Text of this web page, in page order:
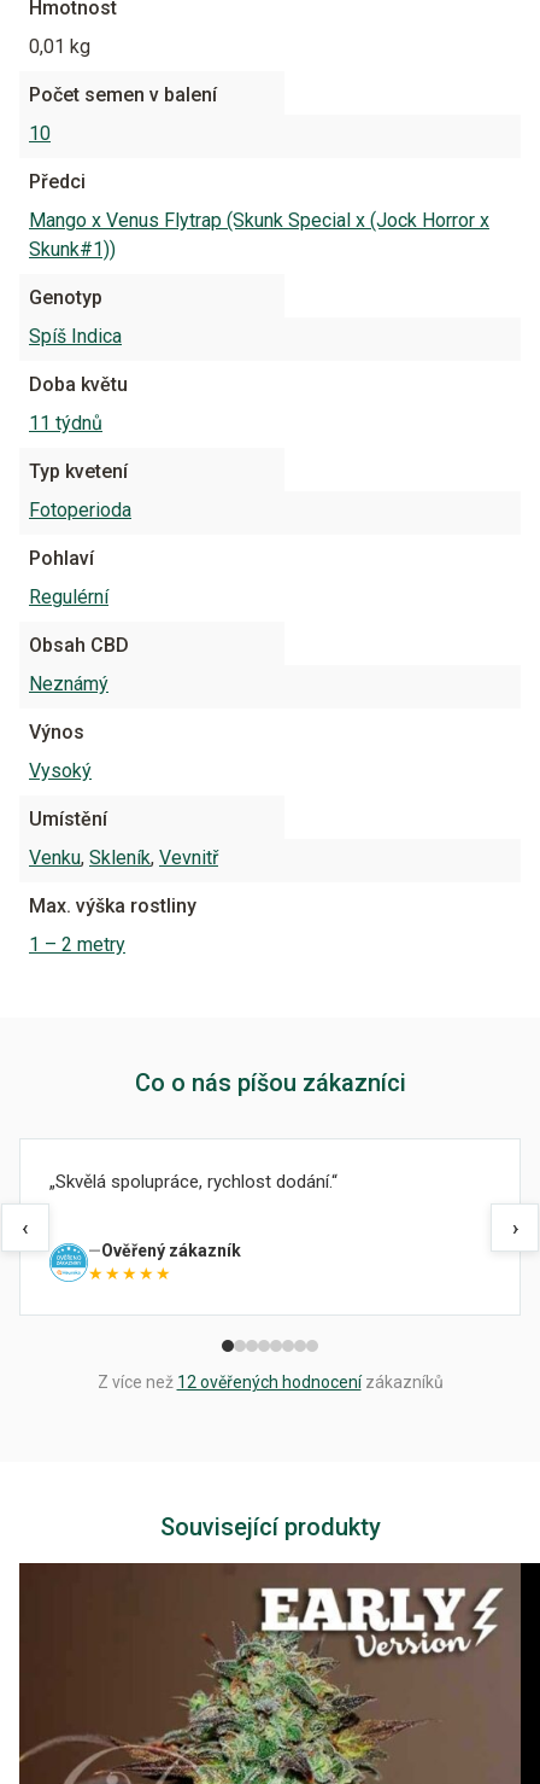
Hmotnost
0,01 kg
Počet semen v balení
10
Předci
Mango x Venus Flytrap (Skunk Special x (Jock Horror x
Skunk#1))
Genotyp
Spíš Indica
Doba květu
11 týdnů
Typ kvetení
Fotoperioda
Pohlaví
Regulérní
Obsah CBD
Neznámý
Výnos
Vysoký
Umístění
Venku, Skleník, Vevnitř
Max. výška rostliny
1 – 2 metry
Co o nás píšou zákazníci
‹
Skvělá spolupráce, rychlost dodání.
Ověřený zákazník
★★★★★
›
Z více než 12 ověřených hodnocenízákazníků
Související produkty